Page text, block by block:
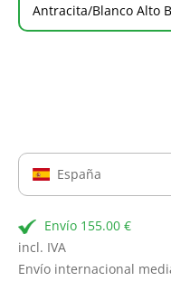
Antracita/Blanco Alto
España
Envío 155.00 €
incl. IVA
Envío internacional